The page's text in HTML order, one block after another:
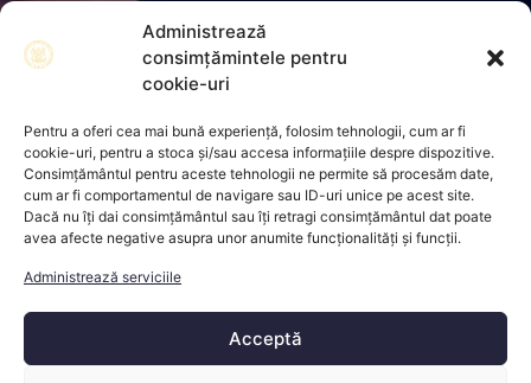
Administrează
consimțămintele pentru
cookie-uri
Pentru a oferi cea mai bună experiență, folosim tehnologii, cum ar fi
cookie-uri, pentru a stoca și/sau accesa informațiile despre dispozitive.
Consimțământul pentru aceste tehnologii ne permite să procesăm date,
cum ar fi comportamentul de navigare sau ID-uri unice pe acest site.
Dacă nu îți dai consimțământul sau îți retragi consimțământul dat poate
avea afecte negative asupra unor anumite funcționalități și funcții.
Administrează serviciile
Acceptă
SPN Ciubucă & Asociații
Despre noi
Servicii notariale
Contact
Marți - 08:00 - 15:00
Vineri - 08:00 - 14:00
Contact
Telefon
Social media